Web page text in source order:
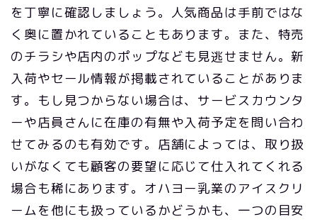
を丁寧に確認しましょう。人気商品は手前ではな
く奥に置かれていることもあります。また、特売
のチラシや店内のポップなども見逃せません。新
入荷やセール情報が掲載されていることがありま
す。もし見つからない場合は、サービスカウンタ
ーや店員さんに在庫の有無や入荷予定を問い合わ
せてみるのも有効です。店舗によっては、取り扱
いがなくても顧客の要望に応じて仕入れてくれる
場合も稀にあります。オハヨー乳業のアイスクリ
ームを他にも扱っているかどうかも、一つの目安